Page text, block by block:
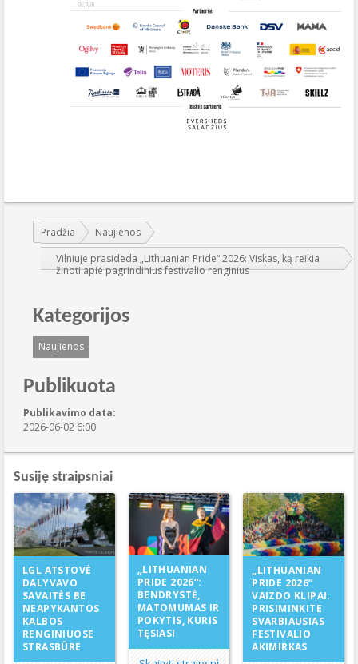
Jūs esate čia:
Pradžia
Naujienos
Vilniuje prasideda „Lithuanian Pride“ 2026: Viskas, ką reikia
žinoti apie pagrindinius festivalio renginius
Kategorijos
Naujienos
Publikuota
Publikavimo data:
2026-06-02 6:00
Susiję straipsniai
LGL ATSTOVĖ
DALYVAVO
SAVAITĖS BE
NEAPYKANTOS
KALBOS
RENGINIUOSE
STRASBŪRE
„LITHUANIAN
PRIDE 2026“:
BENDRYSTĖ,
MATOMUMAS IR
POKYTIS, KURIS
TĘSIASI
„LITHUANIAN
PRIDE 2026“
VAIZDO KLIPAI:
PRISIMINKITE
SVARBIAUSIAS
FESTIVALIO
AKIMIRKAS